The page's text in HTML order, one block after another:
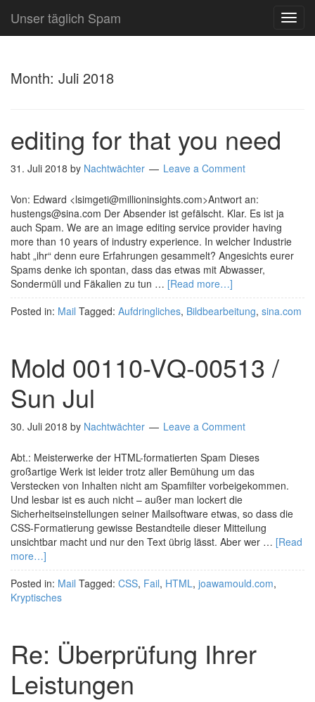
Unser täglich Spam
Month: Juli 2018
editing for that you need
31. Juli 2018 by Nachtwächter Leave a Comment
Von: Edward <lsimgeti@millioninsights.com>Antwort an:
hustengs@sina.com Der Absender ist gefälscht. Klar. Es ist ja
auch Spam. We are an image editing service provider having
more than 10 years of industry experience. In welcher Industrie
habt „ihr“ denn eure Erfahrungen gesammelt? Angesichts eurer
Spams denke ich spontan, dass das etwas mit Abwasser,
Sondermüll und Fäkalien zu tun … [Read more…]
Posted in: Mail Tagged: Aufdringliches, Bildbearbeitung, sina.com
Mold 00110-VQ-00513 /
Sun Jul
30. Juli 2018 by Nachtwächter Leave a Comment
Abt.: Meisterwerke der HTML-formatierten Spam Dieses
großartige Werk ist leider trotz aller Bemühung um das
Verstecken von Inhalten nicht am Spamfilter vorbeigekommen.
Und lesbar ist es auch nicht – außer man lockert die
Sicherheitseinstellungen seiner Mailsoftware etwas, so dass die
CSS-Formatierung gewisse Bestandteile dieser Mitteilung
unsichtbar macht und nur den Text übrig lässt. Aber wer … [Read
more…]
Posted in: Mail Tagged: CSS, Fail, HTML, joawamould.com,
Kryptisches
Re: Überprüfung Ihrer
Leistungen